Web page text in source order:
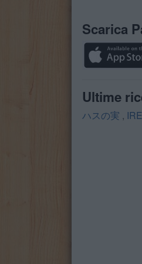
del
puzzle:
Scarica
Ultime
ハスの実 ,